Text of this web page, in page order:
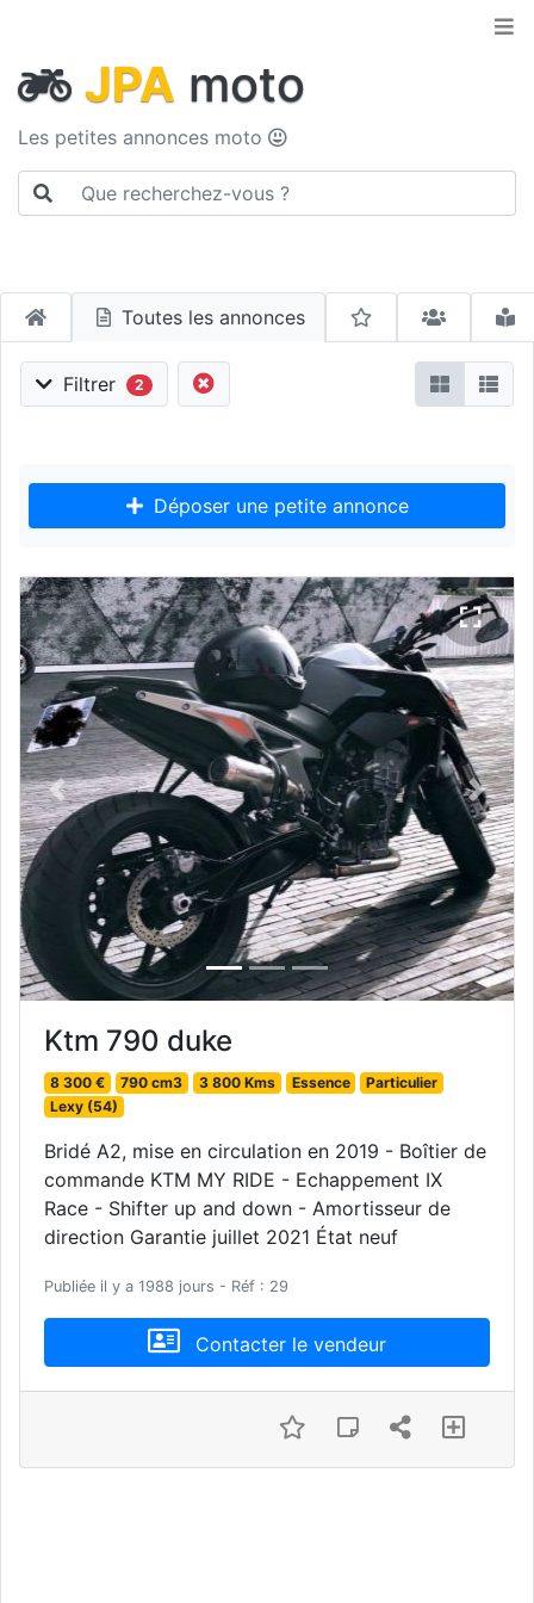
JPA moto
Les petites annonces moto
Toutes les annonces
Filtrer 2
Déposer une petite annonce
Previous Next
Ktm 790 duke
8 300 € 790 cm3 3 800 Kms Essence
Particulier
Lexy (54)
Bridé A2, mise en circulation en 2019 - Boîtier de
commande KTM MY RIDE - Echappement IX
Race - Shifter up and down - Amortisseur de
direction Garantie juillet 2021 État neuf
Publiée il y a 1988 jours - Réf : 29
Contacter le vendeur